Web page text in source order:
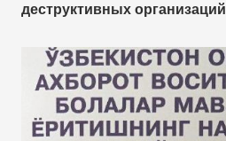
деструктивных организаций